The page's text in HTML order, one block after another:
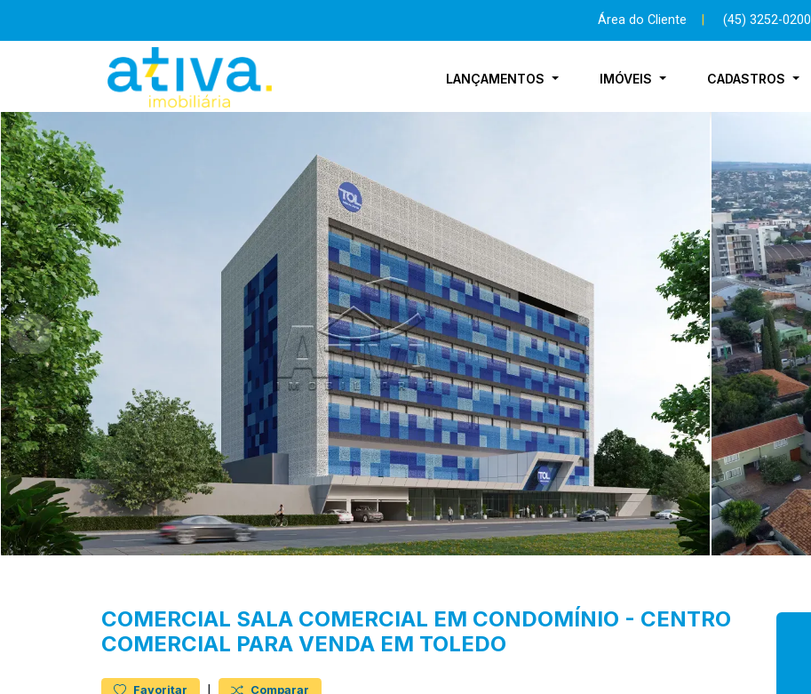
Área do Cliente (45) 3252-0200
LANÇAMENTOS IMÓVEIS CADASTROS
COMERCIAL SALA COMERCIAL EM CONDOMÍNIO - CENTRO
COMERCIAL PARA VENDA EM TOLEDO
Favoritar | Comparar